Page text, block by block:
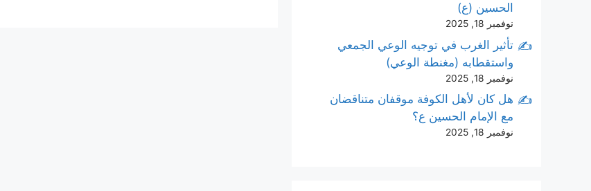
الحسين (ع)
نوفمبر 18, 2025
تأثير الغرب في توجيه الوعي الجمعي
واستقطابه (مغنطة الوعي)
نوفمبر 18, 2025
هل كان لأهل الكوفة موقفان متناقضان
مع الإمام الحسين ع؟
نوفمبر 18, 2025